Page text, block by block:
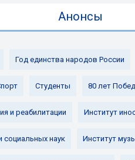
Анонсы
Год единства народов России
Студенты 80 лет
и реабилитации Институт
социальных наук Институт